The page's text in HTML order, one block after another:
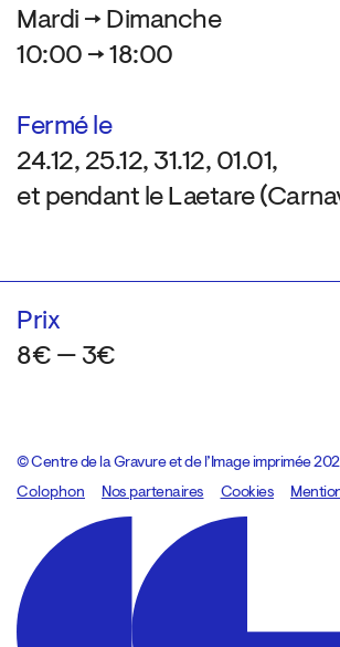
Mardi → Dimanche
10:00 → 18:00
Fermé le
24.12, 25.12, 31.12, 01.01,
et pendant le Laetare
Prix
8€ — 3€
© Centre de la Gravure et de l’Image imprimée
Colophon
Design:Marcel Kaczmarek, code:8080.studio
Nos partenaires Cookies